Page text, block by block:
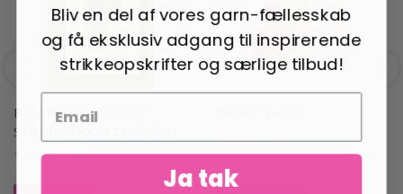
BRODERIKIT "SMILE"
STRUDS 18X24 CM R5703
140,00 DKK
12,95 DKK
Bliv en del af vores garn-fællesskab
og få eksklusiv adgang til inspirerende
strikkeopskrifter og særlige tilbud!
Ja tak